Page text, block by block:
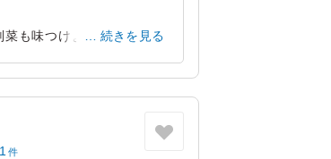
も味つけよかったです。
続きを見る
件